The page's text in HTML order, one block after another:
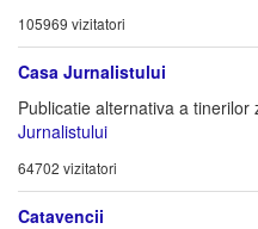
105969 vizitatori
Casa Jurnalistului
Publicatie alternativa a tinerilor
Jurnalistului
64702 vizitatori
Catavencii